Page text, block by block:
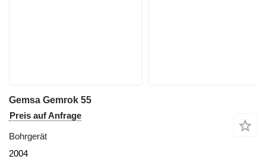
Gemsa Gemrok 55
Preis auf Anfrage
Bohrgerät
2004